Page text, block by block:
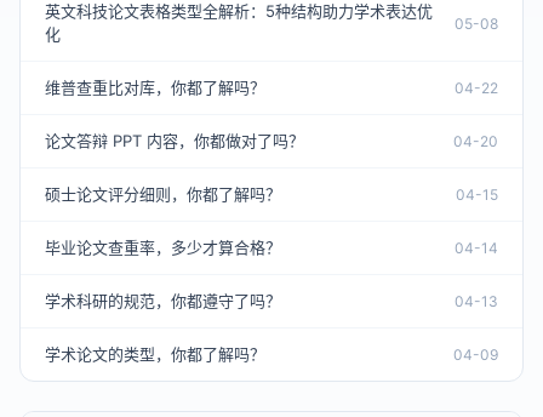
英文科技论文表格类型全解析：5种结构助力学术表达优
化
05-08
维普查重比对库，你都了解吗？ 04-22
论文答辩 PPT 内容，你都做对了吗？ 04-20
硕士论文评分细则，你都了解吗？ 04-15
毕业论文查重率，多少才算合格？ 04-14
学术科研的规范，你都遵守了吗？ 04-13
学术论文的类型，你都了解吗？ 04-09